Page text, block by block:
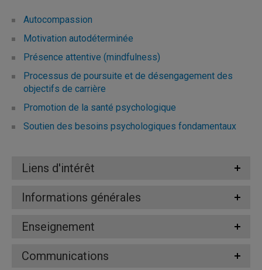
Autocompassion
Motivation autodéterminée
Présence attentive (mindfulness)
Processus de poursuite et de désengagement des
objectifs de carrière
Promotion de la santé psychologique
Soutien des besoins psychologiques fondamentaux
Liens d'intérêt
Informations générales
Enseignement
Communications